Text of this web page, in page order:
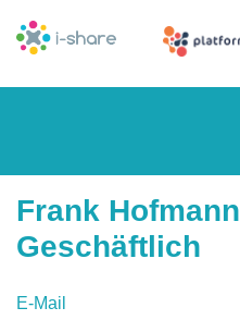
Frank Hofmann
Geschäftlich
E-Mail